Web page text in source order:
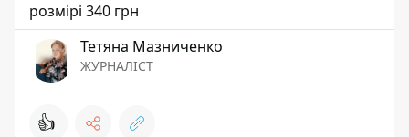
розмірі 340 грн
Тетяна Мазниченко
ЖУРНАЛІСТ
👍